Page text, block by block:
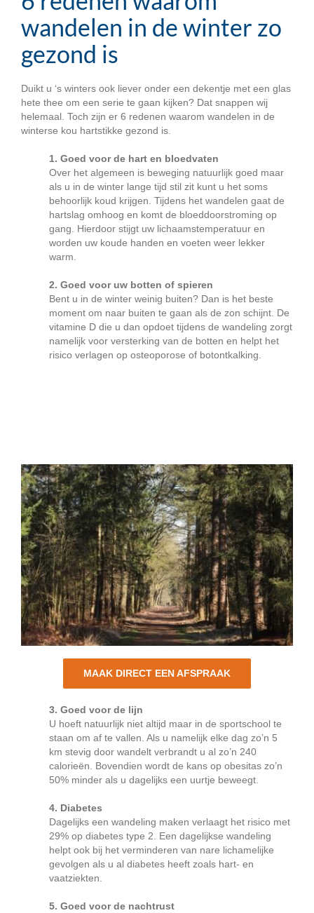
wandelen in de winter zo
gezond is
Duikt u ‘s winters ook liever onder een dekentje met een glas
hete thee om een serie te gaan kijken? Dat snappen wij
helemaal. Toch zijn er 6 redenen waarom wandelen in de
winterse kou hartstikke gezond is.
1. Goed voor de hart en bloedvaten
Over het algemeen is beweging natuurlijk goed maar
als u in de winter lange tijd stil zit kunt u het soms
behoorlijk koud krijgen. Tijdens het wandelen gaat de
hartslag omhoog en komt de bloeddoorstroming op
gang. Hierdoor stijgt uw lichaamstemperatuur en
worden uw koude handen en voeten weer lekker
warm.
2. Goed voor uw botten of spieren
Bent u in de winter weinig buiten? Dan is het beste
moment om naar buiten te gaan als de zon schijnt. De
vitamine D die u dan opdoet tijdens de wandeling zorgt
namelijk voor versterking van de botten en helpt het
risico verlagen op osteoporose of botontkalking.
MAAK DIRECT EEN AFSPRAAK
3. Goed voor de lijn
U hoeft natuurlijk niet altijd maar in de sportschool te
staan om af te vallen. Als u namelijk elke dag zo’n 5
km stevig door wandelt verbrandt u al zo’n 240
calorieën. Bovendien wordt de kans op obesitas zo’n
50% minder als u dagelijks een uurtje beweegt.
4. Diabetes
Dagelijks een wandeling maken verlaagt het risico met
29% op diabetes type 2. Een dagelijkse wandeling
helpt ook bij het verminderen van nare lichamelijke
gevolgen als u al diabetes heeft zoals hart- en
vaatziekten.
5. Goed voor de nachtrust